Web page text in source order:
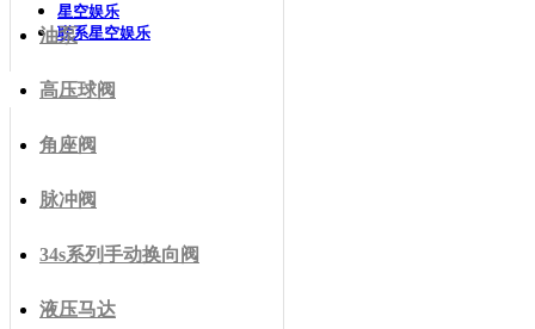
星空娱乐
联系星空娱乐
油泵
高压球阀
角座阀
脉冲阀
34s系列手动换向阀
液压马达